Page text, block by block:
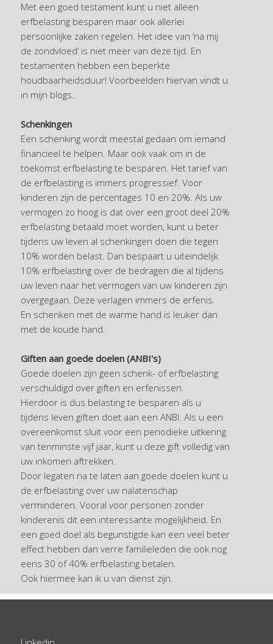
Met een goed testament kunt u niet alleen
erfbelasting besparen maar ook allerlei
persoonlijke zaken regelen. Het idee van ‘na mij
de zondvloed’ is niet meer van deze tijd. En
testamenten hebben een beperkte
houdbaarheidsduur! Voorbeelden hiervan vindt u
in mijn blogs.
Schenkingen
Een schenking wordt meestal gedaan om iemand
financieel te helpen. Maar ook vaak om in de
toekomst erfbelasting te besparen. Het tarief van
de erfbelasting is immers progressief. Voor
kinderen zijn de percentages 10 en 20%. Als uw
vermogen zo hoog is dat over een groot deel 20%
erfbelasting betaald moet worden, kunt u beter
tijdens uw leven al schenkingen doen die tegen
10% worden belast. Dan bespaart u uiteindelijk
10% erfbelasting over de bedragen die al tijdens
uw leven naar het vermogen van uw kinderen zijn
overgegaan. Deze verlagen immers de erfenis.
En schenken met de warme hand is leuker dan
met de koude hand.
Giften aan goede doelen (ANBI's)
Goede doelen zijn geen schenk- of erfbelasting
verschuldigd over giften en erfenissen.
Hierdoor is dus belasting te besparen als u
tijdens leven giften doet aan een ANBI. Als u een
overeenkomst sluit voor een periodieke uitkering
van tenminste vijf jaar, kunt u deze gift volledig van
uw inkomen aftrekken.
Door legaten na te laten aan goede doelen kunt u
de erfbelasting over uw nalatenschap
verminderen. Vooral voor personen zonder
kinderenis dit een interessante mogelijkheid. En
een goed doel als begunstigde kan een veel beter
effect hebben dan verre familieleden die ook nog
eens 30 of 40% erfbelasting betalen.
Ook hiermee kan ik u van dienst zijn.